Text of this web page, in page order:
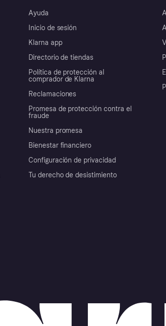
Ayuda
Inicio de sesión
Klarna app
Directorio de tiendas
Política de protección al
comprador de Klarna
Reclamaciones
Promesa de protección contra el
fraude
Nuestra promesa
Bienestar financiero
Configuración de privacidad
Tu derecho de desistimiento